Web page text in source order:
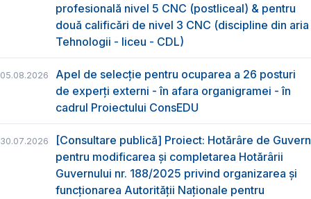
profesională nivel 5 CNC (postliceal) & pentru
două calificări de nivel 3 CNC (discipline din aria
Tehnologii - liceu - CDL)
05.08.2026
Apel de selecție pentru ocuparea a 26 posturi
de experți externi - în afara organigramei - în
cadrul Proiectului ConsEDU
30.07.2026
[Consultare publică] Proiect: Hotărâre de Guvern
pentru modificarea și completarea Hotărârii
Guvernului nr. 188/2025 privind organizarea şi
funcţionarea Autorităţii Naţionale pentru